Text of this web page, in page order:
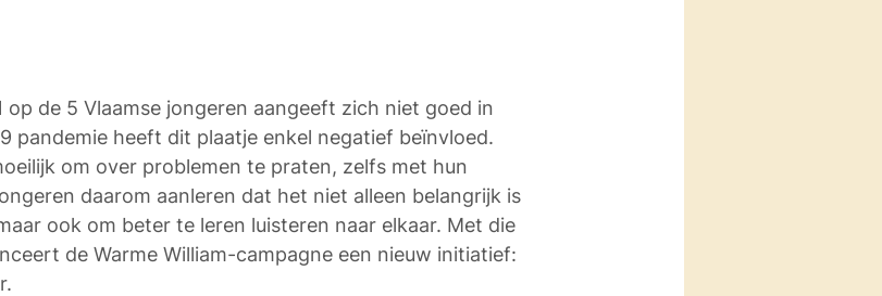
op de 5 Vlaamse jongeren aangeeft zich niet goed in
pandemie heeft dit plaatje enkel negatief beïnvloed.
om over problemen te praten, zelfs met hun
daarom aanleren dat het niet alleen belangrijk is
ook om beter te leren luisteren naar elkaar. Met die
de Warme William-campagne een nieuw initiatief: